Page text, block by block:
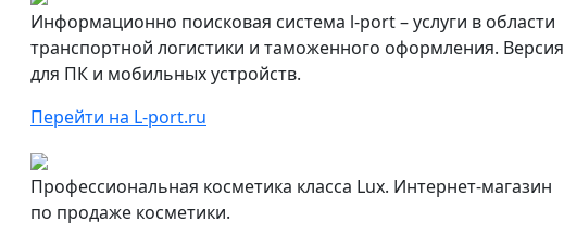
Информационно поисковая система l-port – услуги в области
транспортной логистики и таможенного оформления. Версия
для ПК и мобильных устройств.
Перейти на L-port.ru
Профессиональная косметика класса Lux. Интернет-магазин
по продаже косметики.